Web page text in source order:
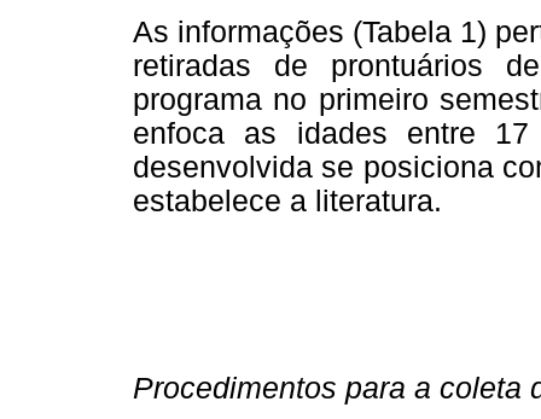
As informações (Tabela 1)
retiradas de prontuários
programa no primeiro
enfoca as idades entre
desenvolvida se posiciona
estabelece a literatura.
Procedimentos para a coleta